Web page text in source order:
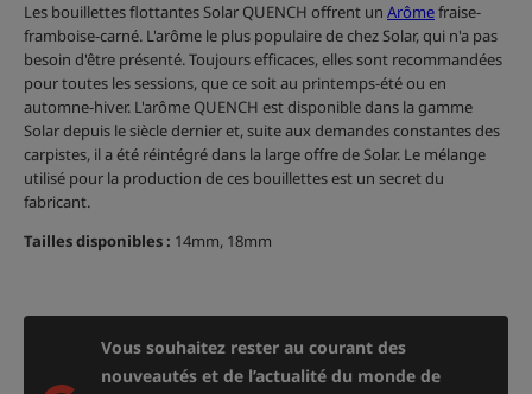
Les bouillettes flottantes Solar QUENCH offrent un Arômefraise-
framboise-carné. L'arôme le plus populaire de chez Solar, qui n'a pas
besoin d'être présenté. Toujours efficaces, elles sont recommandées
pour toutes les sessions, que ce soit au printemps-été ou en
automne-hiver. L'arôme QUENCH est disponible dans la gamme
Solar depuis le siècle dernier et, suite aux demandes constantes des
carpistes, il a été réintégré dans la large offre de Solar. Le mélange
utilisé pour la production de ces bouillettes est un secret du
fabricant.
Tailles disponibles : 14mm, 18mm
Vous souhaitez rester au courant des
nouveautés et de l’actualité du monde de